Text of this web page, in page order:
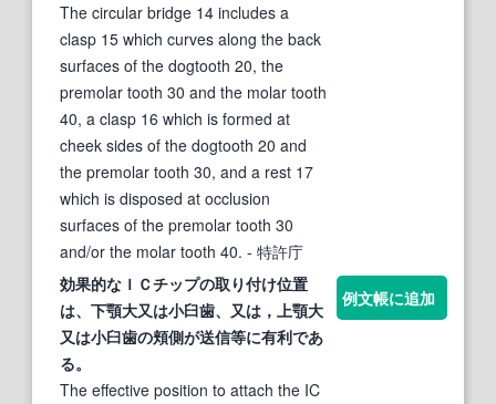
The circular bridge 14 includes a
clasp 15 which curves along the back
surfaces of the dogtooth 20, the
premolar tooth 30 and the molar tooth
40, a clasp 16 which is formed at
cheek sides of the dogtooth 20 and
the premolar tooth 30, and a rest 17
which is disposed at occlusion
surfaces of the premolar tooth 30
and/or the molar tooth 40. - 特許庁
効果的なＩＣチップの取り付け位置
は、下顎大又は小臼歯、又は，上顎大
又は小臼歯の頬側が送信等に有利であ
る。
The effective position to attach the IC
例文帳に追加